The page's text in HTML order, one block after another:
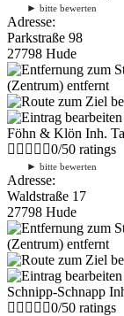
► bitte bewerten
Adresse:
Parkstraße 98
27798 Hude
(Zentrum) entfernt
Föhn & Klön Inh.
0/50 ratings
► bitte bewerten
Adresse:
Waldstraße 17
27798 Hude
(Zentrum) entfernt
Schnipp-Schnapp
0/50 ratings